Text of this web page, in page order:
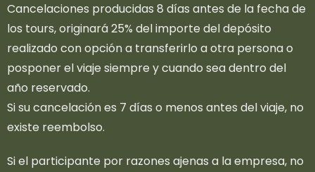
Cancelaciones producidas 8 días antes de la fecha de
los tours, originará 25% del importe del depósito
realizado con opción a transferirlo a otra persona o
posponer el viaje siempre y cuando sea dentro del
año reservado.
Si su cancelación es 7 días o menos antes del viaje, no
existe reembolso.
Si el participante por razones ajenas a la empresa, no